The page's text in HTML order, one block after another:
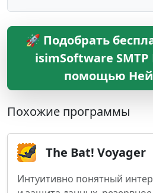
🚀 Подобрать
isimSoftware SMTP
помощью
Похожие программы
The Bat! Voyager
Интуитивно понятный